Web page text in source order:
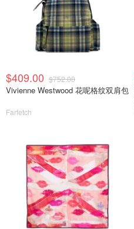
$409.00 $752.00
Vivienne Westwood 花呢格纹双肩包
Farfetch